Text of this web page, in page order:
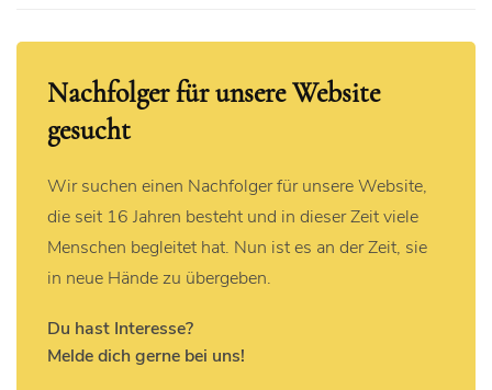
Nachfolger für unsere Website
gesucht
Wir suchen einen Nachfolger für unsere Website,
die seit 16 Jahren besteht und in dieser Zeit viele
Menschen begleitet hat. Nun ist es an der Zeit, sie
in neue Hände zu übergeben.
Du hast Interesse?
Melde dich gerne bei uns!